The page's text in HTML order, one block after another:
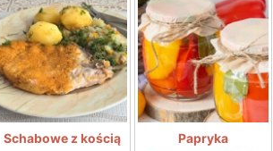
Schabowe z kością
Papryka